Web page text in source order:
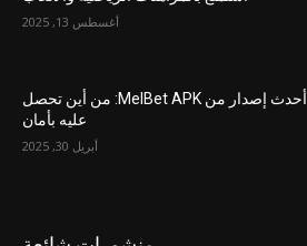
أغسطس 13, 2025
أحدث إصدار من MelBet APK: من أين تحصل
عليه بأمان
أبريل 30, 2025